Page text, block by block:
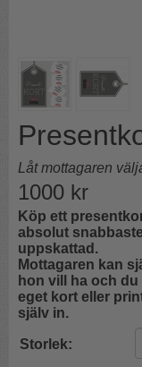
Låt mottagaren
1000 kr
Köp ett
absolut
uppskattad.
Mottagaren kan
hon vill ha och
eget kort eller
själv in.
Storlek: